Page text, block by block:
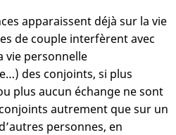
apparaissent déjà sur la vie
de couple interfèrent avec
vie personnelle
des conjoints, si plus
plus aucun échange ne sont
autrement que sur un
personnes, en